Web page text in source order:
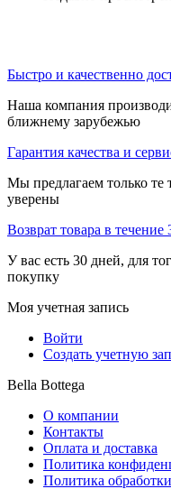
Быстро и качественно
Наша компания
ближнему зарубежью
Гарантия качества и
Мы предлагаем только те
уверены
Возврат товара в течение
У вас есть 30 дней, для
покупку
Моя учетная запись
Войти
Создать учетную
Bella Bottega
О компании
Контакты
Оплата и доставка
Политика
Политика